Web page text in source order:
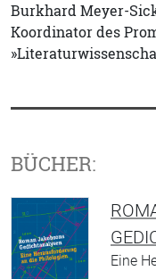
Burkhard Meyer-
Koordinator des
BÜCHER:
Eine